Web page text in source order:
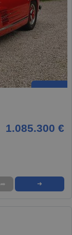
1.085.300 €
➦ ➜